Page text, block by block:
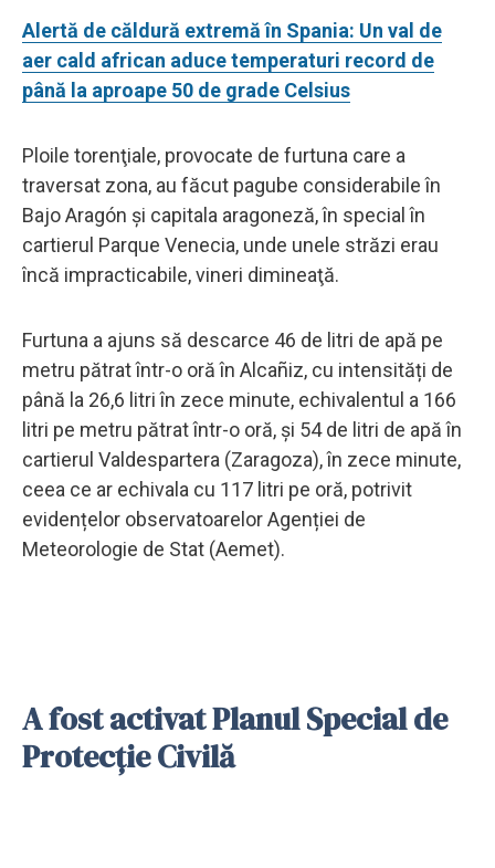
Alertă de căldură extremă în Spania: Un val de
aer cald african aduce temperaturi record de
până la aproape 50 de grade Celsius
Ploile torenţiale, provocate de furtuna care a
traversat zona, au făcut pagube considerabile în
Bajo Aragón şi capitala aragoneză, în special în
cartierul Parque Venecia, unde unele străzi erau
încă impracticabile, vineri dimineaţă.
Furtuna a ajuns să descarce 46 de litri de apă pe
metru pătrat într-o oră în Alcañiz, cu intensități de
până la 26,6 litri în zece minute, echivalentul a 166
litri pe metru pătrat într-o oră, și 54 de litri de apă în
cartierul Valdespartera (Zaragoza), în zece minute,
ceea ce ar echivala cu 117 litri pe oră, potrivit
evidențelor observatoarelor Agenției de
Meteorologie de Stat (Aemet).
A fost activat Planul Special de
Protecție Civilă